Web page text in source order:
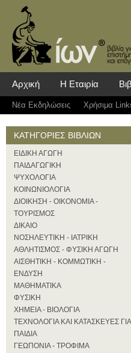
Αρχική Η Εταιρία
Νέα Eκδηλώσεις Χρήσιμα
ΚΑΤΗΓΟΡΙΕΣ ΒΙΒΛΙΩΝ
ΕΙΔΙΚΗ ΑΓΩΓΗ
ΠΑΙΔΑΓΩΓΙΚΗ
ΨΥΧΟΛΟΓΙΑ
ΚΟΙΝΩΝΙΟΛΟΓΙΑ
ΔΙΟΙΚΗΣΗ - ΟΙΚΟΝΟΜΙΑ -
ΤΟΥΡΙΣΜΟΣ
ΔΙΚΑΙΟ
ΝΟΣΗΛΕΥΤΙΚΗ - ΙΑΤΡΙΚΗ
ΑΘΛΗΤΙΣΜΟΣ - ΦΥΣΙΚΗ ΑΓΩΓΗ
ΑΙΣΘΗΤΙΚΗ - ΚΟΜΜΩΤΙΚΗ -
ΕΝΔΥΣΗ
ΜΑΘΗΜΑΤΙΚΑ
ΦΥΣΙΚΗ
ΧΗΜΕΙΑ - ΒΙΟΛΟΓΙΑ
ΤΕΧΝΟΛΟΓΙΑ ΚΑΙ ΚΑΤΑΣΚΕΥΕΣ ΓΙΑ
ΠΑΙΔΙΑ
ΓΕΩΠΟΝΙΑ - ΤΡΟΦΙΜΑ